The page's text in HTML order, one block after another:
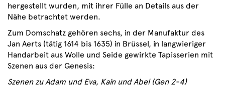
hergestellt wurden, mit ihrer Fülle an Details aus der
Nähe betrachtet werden.
Zum Domschatz gehören sechs, in der Manufaktur des
Jan Aerts (tätig 1614 bis 1635) in Brüssel, in langwieriger
Handarbeit aus Wolle und Seide gewirkte Tapisserien mit
Szenen aus der Genesis:
Szenen zu Adam und Eva, Kain und Abel (Gen 2-4)